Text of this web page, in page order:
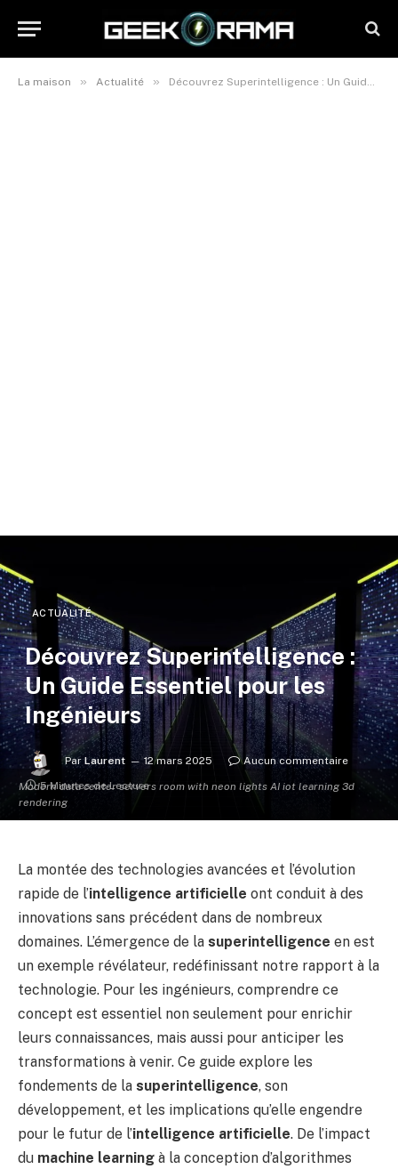
La maison » Actualité » Découvrez Superintelligence : Un Guide Essentiel pour les Ingénieurs
Modern data center servers room with neon lights AI iot learning 3d
rendering
ACTUALITÉ
Découvrez Superintelligence :
Un Guide Essentiel pour les
Ingénieurs
Par Laurent 12 mars 2025
Aucun commentaire
5 Minutes de Lecture
La montée des technologies avancées et l’évolution
rapide de l’intelligence artificielle ont conduit à des
innovations sans précédent dans de nombreux
domaines. L’émergence de la superintelligence en est
un exemple révélateur, redéfinissant notre rapport à la
technologie. Pour les ingénieurs, comprendre ce
concept est essentiel non seulement pour enrichir
leurs connaissances, mais aussi pour anticiper les
transformations à venir. Ce guide explore les
fondements de la superintelligence, son
développement, et les implications qu’elle engendre
pour le futur de l’intelligence artificielle. De l’impact
du machine learning à la conception d’algorithmes